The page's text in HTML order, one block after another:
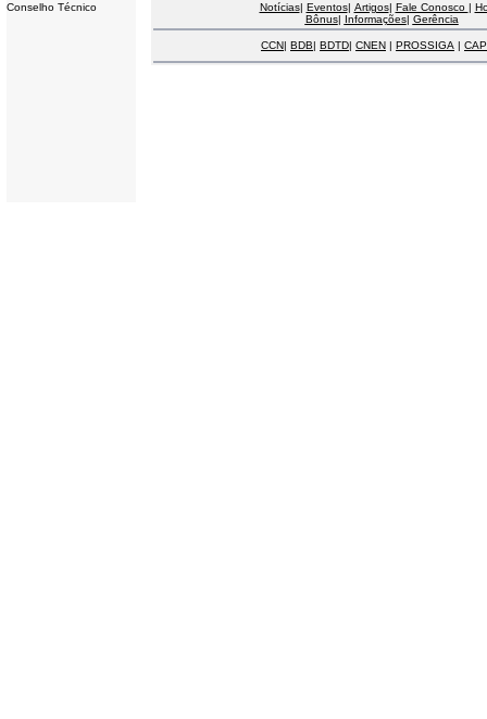
Conselho Técnico
Notícias| Eventos| Artigos| Fale Conosco |
Bônus| Informações| Gerência
CCN| BDB| BDTD| CNEN | PROSSIGA |